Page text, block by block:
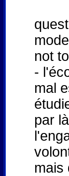
not
-
mal
par
mais